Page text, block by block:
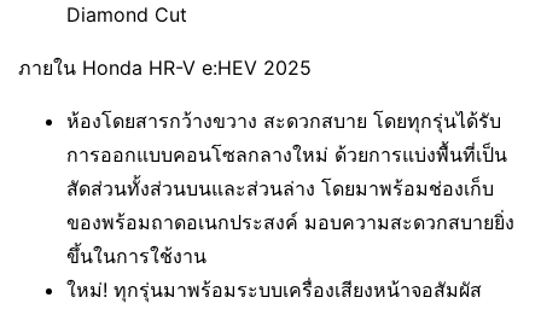
Diamond Cut
ภายใน Honda HR-V e:HEV 2025
ห้องโดยสารกว้างขวาง สะดวกสบาย โดยทุกรุ่นได้รับ
การออกแบบคอนโซลกลางใหม่ ด้วยการแบ่งพื้นที่เป็น
สัดส่วนทั้งส่วนบนและส่วนล่าง โดยมาพร้อมช่องเก็บ
ของพร้อมถาดอเนกประสงค์ มอบความสะดวกสบายยิ่ง
ขึ้นในการใช้งาน
ใหม่! ทุกรุ่นมาพร้อมระบบเครื่องเสียงหน้าจอสัมผัส